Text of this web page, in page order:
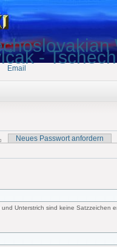
-
Email
Neues Passwort anfordern
Unterstrich sind keine Satzzeichen